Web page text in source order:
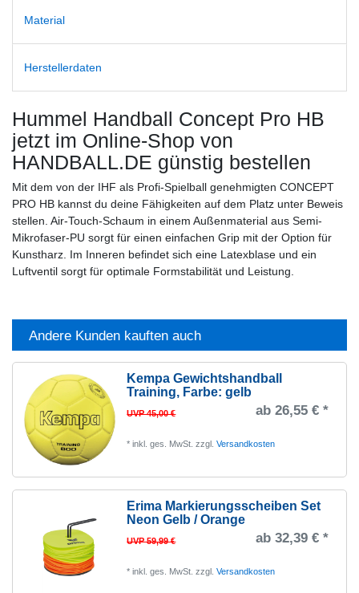
Material
Herstellerdaten
Hummel Handball Concept Pro HB
jetzt im Online-Shop von
HANDBALL.DE günstig bestellen
Mit dem von der IHF als Profi-Spielball genehmigten CONCEPT
PRO HB kannst du deine Fähigkeiten auf dem Platz unter Beweis
stellen. Air-Touch-Schaum in einem Außenmaterial aus Semi-
Mikrofaser-PU sorgt für einen einfachen Grip mit der Option für
Kunstharz. Im Inneren befindet sich eine Latexblase und ein
Luftventil sorgt für optimale Formstabilität und Leistung.
Andere Kunden kauften auch
Kempa Gewichtshandball
Training, Farbe: gelb
UVP 45,00 € ab 26,55 € *
*inkl. ges. MwSt. zzgl.Versandkosten
Erima Markierungsscheiben Set
Neon Gelb / Orange
UVP 59,99 € ab 32,39 € *
*inkl. ges. MwSt. zzgl.Versandkosten